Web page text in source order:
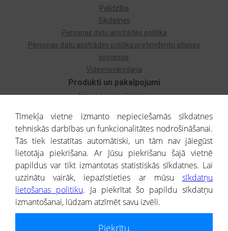
Produkti un pakalpojumi
Izziņa par uzņēmumu
Dzimtas koks
Uzņēmumu atlase
Monitorings
Kredītizziņa par ārvalstu uzņēmumiem
Palīdzība
Sīkdatnes
Personas datu apstrādes politika
Personas datu apstrādes politika pretendentu atlases
procesos
Videonovērošana
® CREDITREFORM Latvija
SIA
Tīmekļa vietne izmanto nepieciešamās sīkdatnes
tehniskās darbības un funkcionalitātes nodrošināšanai.
Tās tiek iestatītas automātiski, un tām nav jāiegūst
lietotāja piekrišana. Ar Jūsu piekrišanu šajā vietnē
papildus var tikt izmantotas statistiskās sīkdatnes. Lai
uzzinātu vairāk, iepazīstieties ar mūsu sīkdatņu
lietošanas politiku. Ja piekrītat šo papildu sīkdatņu
izmantošanai, lūdzam atzīmēt savu izvēli.
Piekrītu